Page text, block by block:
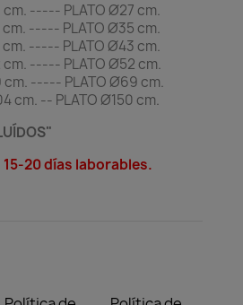
----- PLATO Ø27 cm.
----- PLATO Ø35 cm.
----- PLATO Ø43 cm.
----- PLATO Ø52 cm.
----- PLATO Ø69 cm.
cm. -- PLATO Ø150 cm.
20 días laborables.